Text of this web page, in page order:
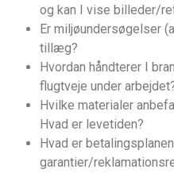
og kan I vise billeder/
Er miljøundersøgelser
tillæg?
Hvordan håndterer I
flugtveje under
Hvilke materialer
Hvad er levetiden?
Hvad er
garantier/